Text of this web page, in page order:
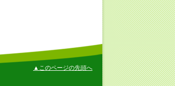
▲このページの先頭へ